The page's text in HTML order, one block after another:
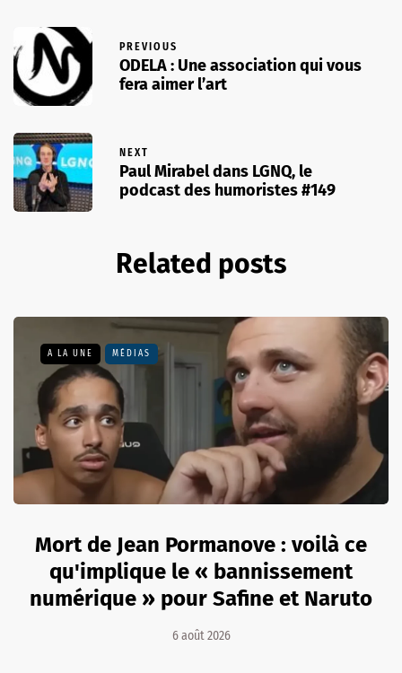
PREVIOUS
ODELA : Une association qui vous
fera aimer l’art
NEXT
Paul Mirabel dans LGNQ, le
podcast des humoristes #149
Related posts
A LA UNE MÉDIAS
Mort de Jean Pormanove : voilà ce
qu'implique le « bannissement
numérique » pour Safine et Naruto
6 août 2026